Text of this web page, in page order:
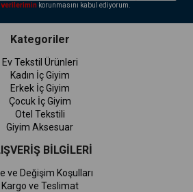
verilerimin korunmasını kabul ediyorum.
Kategoriler
Ev Tekstil Ürünleri
Kadın İç Giyim
Erkek İç Giyim
Çocuk İç Giyim
Otel Tekstili
Giyim Aksesuar
BİLGİLERİ
ve Değişim Koşulları
Kargo ve Teslimat